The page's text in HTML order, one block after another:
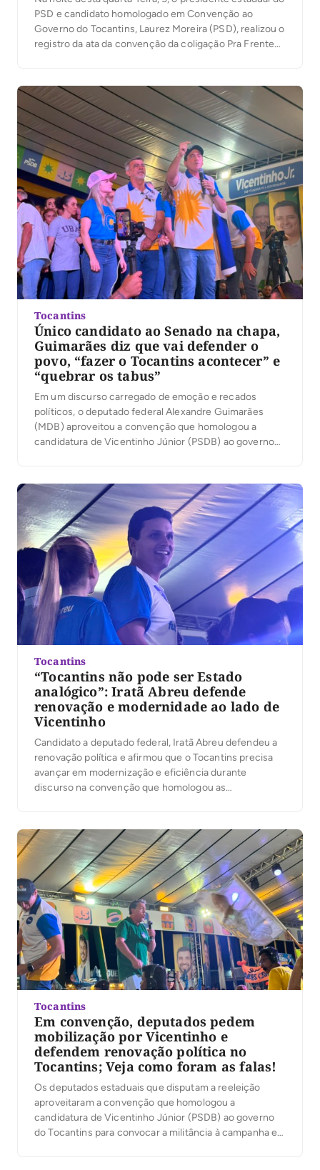
PSD e candidato homologado em Convenção ao
Governo do Tocantins, Laurez Moreira (PSD), realizou o
registro da ata da convenção da coligação Pra Frente
das candidaturas da coligação, […]
Tocantins
Único candidato ao Senado na chapa,
Guimarães diz que vai defender o
povo, “fazer o Tocantins acontecer” e
“quebrar os tabus”
Em um discurso carregado de emoção e recados
políticos, o deputado federal Alexandre Guimarães
(MDB) aproveitou a convenção que homologou a
candidatura de Vicentinho Júnior (PSDB) ao governo
ampliação das políticas de habitação e o fortalecimento
do desenvolvimento econômico do Tocantins. […]
Tocantins
“Tocantins não pode ser Estado
analógico”: Iratã Abreu defende
renovação e modernidade ao lado de
Vicentinho
Candidato a deputado federal, Iratã Abreu defendeu a
renovação política e afirmou que o Tocantins precisa
avançar em modernização e eficiência durante
discurso na convenção que homologou as
Alexandre Guimarães ao Senado, na noite desta
quarta-feira, 5, em Palmas. Ao […]
Tocantins
Em convenção, deputados pedem
mobilização por Vicentinho e
defendem renovação política no
Tocantins; Veja como foram as falas!
Os deputados estaduais que disputam a reeleição
aproveitaram a convenção que homologou a
candidatura de Vicentinho Júnior (PSDB) ao governo
do Tocantins para convocar a militância à campanha e